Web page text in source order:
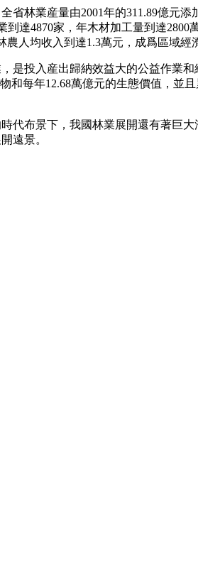
林業産量由2001年的311.89億元
達4870家，年木材加工量到達
人均收入到達1.3萬元，成爲區域經
投入産出歸納效益大的公益作業
每年12.68萬億元的生態價值，並
代布景下，我國林業展開還有著巨
遠景。